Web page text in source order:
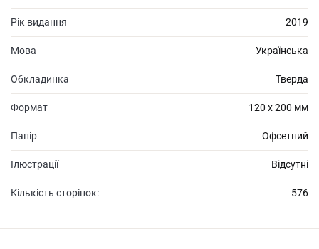
Рік видання 2019
Мова Українська
Обкладинка Тверда
Формат 120 х 200 мм
Папір Офсетний
Ілюстрації Відсутні
Кількість сторінок: 576